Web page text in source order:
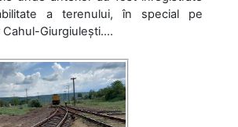
a terenului, în special pe
Giurgiulești....